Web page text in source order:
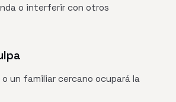
o interferir con otros
un familiar cercano ocupará la